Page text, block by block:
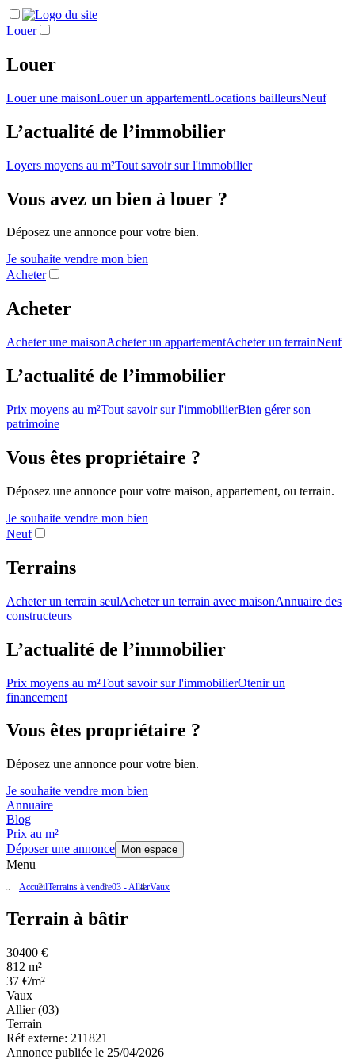
Louer
Louer
Louer une maisonLouer un appartementLocations bailleursNeuf
L’actualité de l’immobilier
Loyers moyens au m²Tout savoir sur l'immobilier
Vous avez un bien à louer ?
Déposez une annonce pour votre bien.
Je souhaite vendre mon bien
Acheter
Acheter
Acheter une maisonAcheter un appartementAcheter un terrainNeuf
L’actualité de l’immobilier
Prix moyens au m²Tout savoir sur l'immobilierBien gérer son
patrimoine
Vous êtes propriétaire ?
Déposez une annonce pour votre maison, appartement, ou terrain.
Je souhaite vendre mon bien
Neuf
Terrains
Acheter un terrain seulAcheter un terrain avec maisonAnnuaire des
constructeurs
L’actualité de l’immobilier
Prix moyens au m²Tout savoir sur l'immobilierOtenir un
financement
Vous êtes propriétaire ?
Déposez une annonce pour votre bien.
Je souhaite vendre mon bien
Annuaire
Blog
Prix au m²
Déposer une annonce
Mon espace
Menu
AccueilTerrains à vendre03 - AllierVaux
Terrain à bâtir
30400 €
812 m²
37 €/m²
Vaux
Allier (03)
Terrain
Réf externe: 211821
Annonce publiée le 25/04/2026